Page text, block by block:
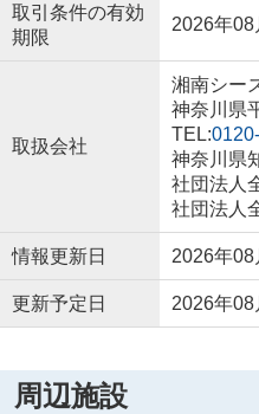
取引条件の有効
期限
2026年08
取扱会社
湘南シー
神奈川県
TEL:
神奈川県
社団法人
社団法人
情報更新日 2026年08
更新予定日 2026年08
周辺施設